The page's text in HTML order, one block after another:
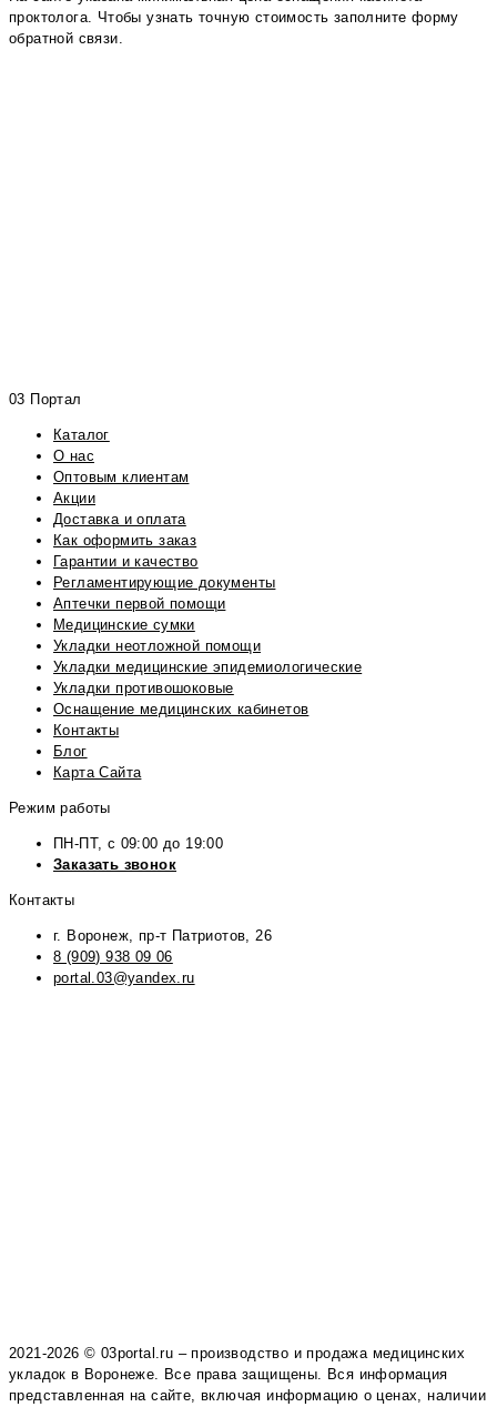
проктолога. Чтобы узнать точную стоимость заполните форму
обратной связи.
03 Портал
Каталог
О нас
Оптовым клиентам
Акции
Доставка и оплата
Как оформить заказ
Гарантии и качество
Регламентирующие документы
Аптечки первой помощи
Медицинские сумки
Укладки неотложной помощи
Укладки медицинские эпидемиологические
Укладки противошоковые
Оснащение медицинских кабинетов
Контакты
Блог
Карта Сайта
Режим работы
ПН-ПТ, с 09:00 до 19:00
Заказать звонок
Контакты
г. Воронеж, пр-т Патриотов, 26
8 (909) 938 09 06
portal.03@yandex.ru
2021-2026 © 03portal.ru – производство и продажа медицинских
укладок в Воронеже. Все права защищены. Вся информация
представленная на сайте, включая информацию о ценах, наличии